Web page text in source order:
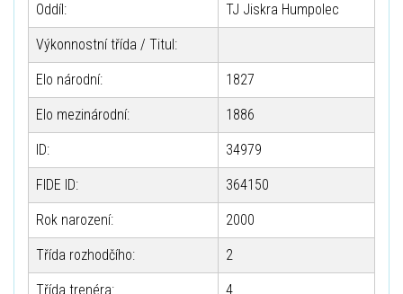
Oddíl: TJ Jiskra Humpolec
Výkonnostní třída / Titul:
Elo národní: 1827
Elo mezinárodní: 1886
ID: 34979
FIDE ID: 364150
Rok narození: 2000
Třída rozhodčího: 2
Třída trenéra: 4